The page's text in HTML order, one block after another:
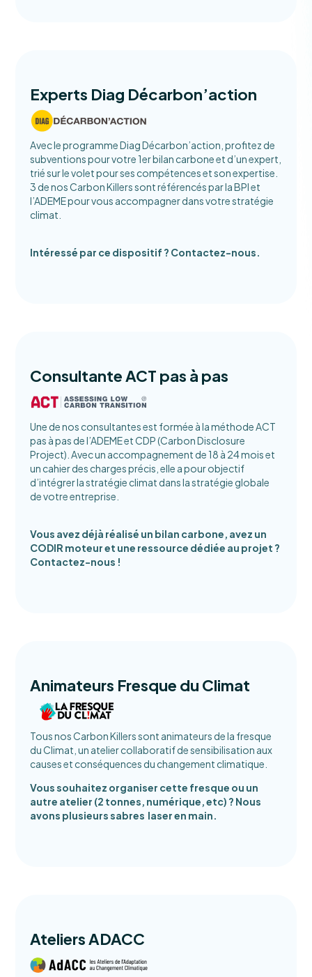
Experts Diag Décarbon’action
Avec le programme Diag Décarbon’action, profitez de
subventions pour votre 1er bilan carbone et d’un expert,
trié sur le volet pour ses compétences et son expertise.
3 de nos Carbon Killers sont référencés par la BPI et
l’ADEME pour vous accompagner dans votre stratégie
climat.
Intéressé par ce dispositif ? Contactez-nous.
Consultante ACT pas à pas
Une de nos consultantes est formée à la méthode ACT
pas à pas de l’ADEME et CDP (Carbon Disclosure
Project). Avec un accompagnement de 18 à 24 mois et
un cahier des charges précis, elle a pour objectif
d’intégrer la stratégie climat dans la stratégie globale
de votre entreprise.
Vous avez déjà réalisé un bilan carbone, avez un
CODIR moteur et une ressource dédiée au projet ?
Contactez-nous !
Animateurs Fresque du Climat
Tous nos Carbon Killers sont animateurs de la fresque
du Climat, un atelier collaboratif de sensibilisation aux
causes et conséquences du changement climatique.
Vous souhaitez organiser cette fresque ou un
autre atelier (2 tonnes, numérique, etc) ? Nous
avons plusieurs sabres laser en main.
Ateliers ADACC